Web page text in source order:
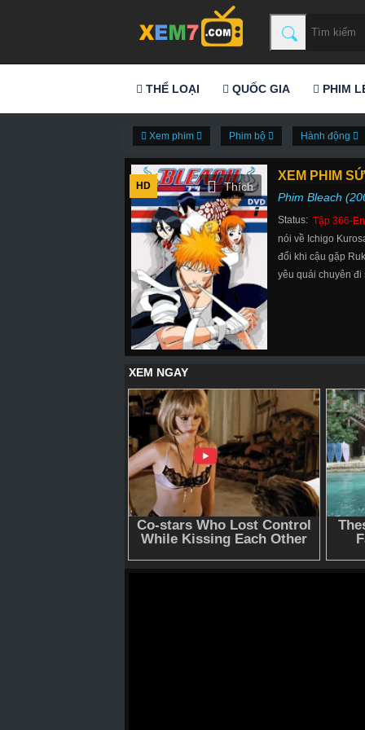
THỂ LOẠI QUỐC GIA PHIM
Xem phim Phim bộ Hành động
HD
XEM PHIM
Phim Bleach
Status: Tập 366-
nói về Ichigo
đổi khi cậu gặp
yêu quái chuyên